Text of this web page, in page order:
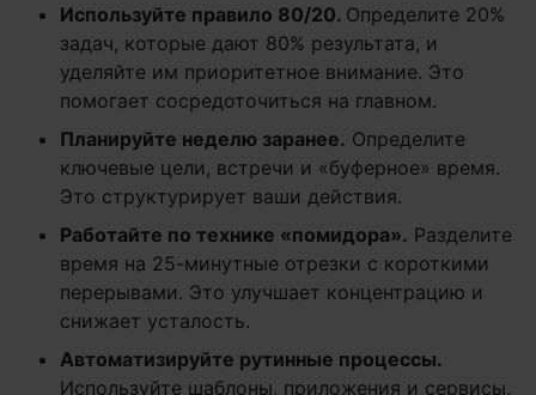
Используйте правило 80/20. Определите 20%
задач, которые дают 80% результата, и
уделяйте им приоритетное внимание. Это
помогает сосредоточиться на главном.
Планируйте неделю заранее. Определите
ключевые цели, встречи и «буферное» время.
Это структурирует ваши действия.
Работайте по технике «помидора». Разделите
время на 25-минутные отрезки с короткими
перерывами. Это улучшает концентрацию и
снижает усталость.
Автоматизируйте рутинные процессы.
Используйте шаблоны, приложения и сервисы,